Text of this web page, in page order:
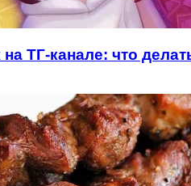
на ТГ-канале: что